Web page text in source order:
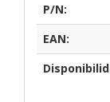
P/N:
EAN: